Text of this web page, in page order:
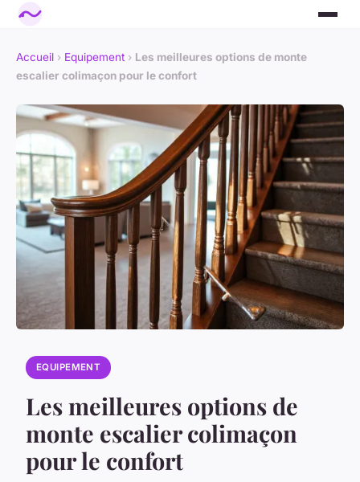
Accueil › Equipement › Les meilleures options de monte
escalier colimaçon pour le confort
EQUIPEMENT
Les meilleures options de
monte escalier colimaçon
pour le confort